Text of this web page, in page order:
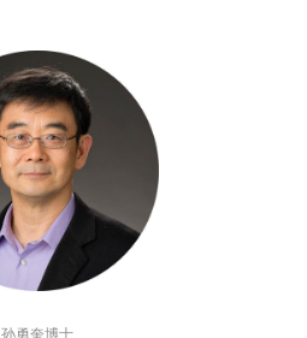
孙勇奎博士